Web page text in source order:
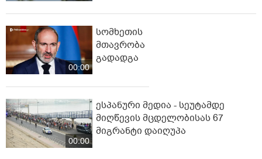
00:00
სომხეთის
მთავრობა
გადადგა
00:00
ესპანური მედია - სეუტამდე
მიღწევის მცდელობისას 67
მიგრანტი დაიღუპა